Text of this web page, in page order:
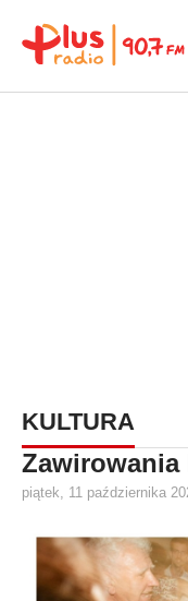
KULTURA
Zawirowania
piątek, 11 października